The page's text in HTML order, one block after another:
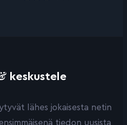
keskustele
lähes jokaisesta netin
tiedon uusista